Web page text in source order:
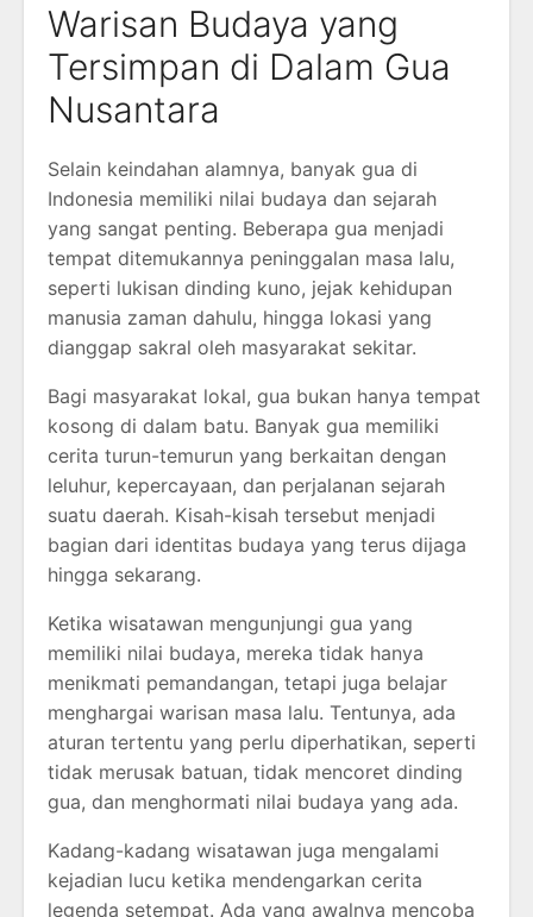
Warisan Budaya yang
Tersimpan di Dalam Gua
Nusantara
Selain keindahan alamnya, banyak gua di
Indonesia memiliki nilai budaya dan sejarah
yang sangat penting. Beberapa gua menjadi
tempat ditemukannya peninggalan masa lalu,
seperti lukisan dinding kuno, jejak kehidupan
manusia zaman dahulu, hingga lokasi yang
dianggap sakral oleh masyarakat sekitar.
Bagi masyarakat lokal, gua bukan hanya tempat
kosong di dalam batu. Banyak gua memiliki
cerita turun-temurun yang berkaitan dengan
leluhur, kepercayaan, dan perjalanan sejarah
suatu daerah. Kisah-kisah tersebut menjadi
bagian dari identitas budaya yang terus dijaga
hingga sekarang.
Ketika wisatawan mengunjungi gua yang
memiliki nilai budaya, mereka tidak hanya
menikmati pemandangan, tetapi juga belajar
menghargai warisan masa lalu. Tentunya, ada
aturan tertentu yang perlu diperhatikan, seperti
tidak merusak batuan, tidak mencoret dinding
gua, dan menghormati nilai budaya yang ada.
Kadang-kadang wisatawan juga mengalami
kejadian lucu ketika mendengarkan cerita
legenda setempat. Ada yang awalnya mencoba